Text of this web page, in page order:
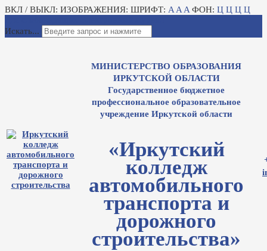
ВКЛ / ВЫКЛ: ИЗОБРАЖЕНИЯ: ШРИФТ: A A A ФОН: Ц Ц Ц Ц
Искать...
МИНИСТЕРСТВО ОБРАЗОВАНИЯ
ИРКУТСКОЙ ОБЛАСТИ
Государственное бюджетное
профессиональное образовательное
учреждение Иркутской области
«Иркутский
колледж
автомобильного
транспорта и
дорожного
строительства»